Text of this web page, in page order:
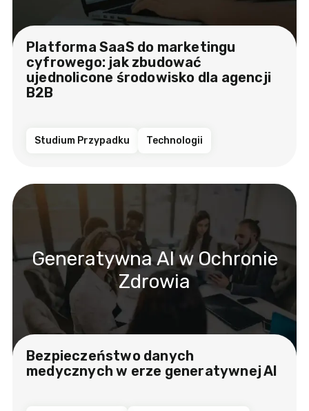
Platforma SaaS do marketingu
cyfrowego: jak zbudować
ujednolicone środowisko dla agencji
B2B
Studium Przypadku Technologii
Generatywna AI w Ochronie
Zdrowia
Bezpieczeństwo danych
medycznych w erze generatywnej AI